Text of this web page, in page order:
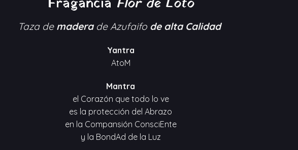
precios:
desde
12,40€
18,18€
Taza de maderade Azufaifo de alta Calidad
Yantra
AtoM
Mantra
el Corazón que todo lo ve
es la protección del Abrazo
en la Compansión ConsciEnte
y la BondAd de la Luz